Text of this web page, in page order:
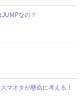
なの？
マオタが懸命に考える！